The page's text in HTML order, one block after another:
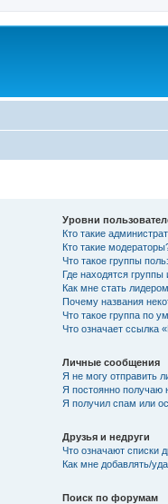
Уровни
Кто такие
Кто такие
Что такое группы
Где находятся группы
Как мне стать
Почему названия
Что такое группа по
Что означает ссылка
Личные сообщения
Я не могу отправить
Я постоянно получаю
Я получил спам или
Друзья и недруги
Что означают списки
Как мне добавлять/
Поиск по форумам